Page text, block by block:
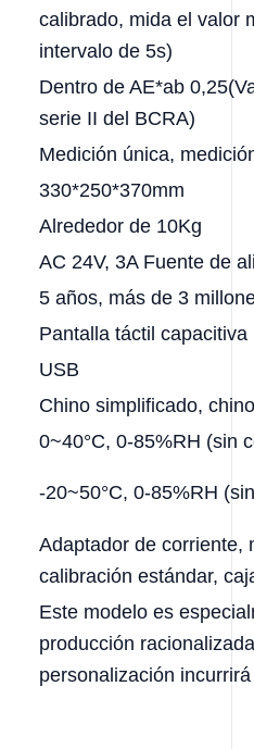
calibrado, mida el valor
intervalo de 5s)
Dentro de AE*ab
serie II del BCRA)
Medición única,
330*250*370mm
Alrededor de 10Kg
AC 24V, 3A Fuente de
5 años, más de 3
Pantalla táctil
USB
Chino simplificado,
0~40°C, 0-85%RH (sin
-20~50°C, 0-85%RH
Adaptador de corriente,
calibración estándar,
Este modelo es
producción
personalización